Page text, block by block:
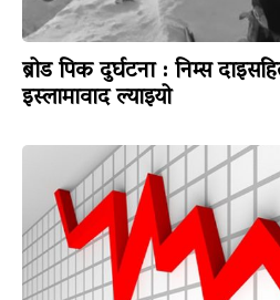
ब्रोड पिक दुर्घटना : निम्स
इस्लामावाद ल्याइयो